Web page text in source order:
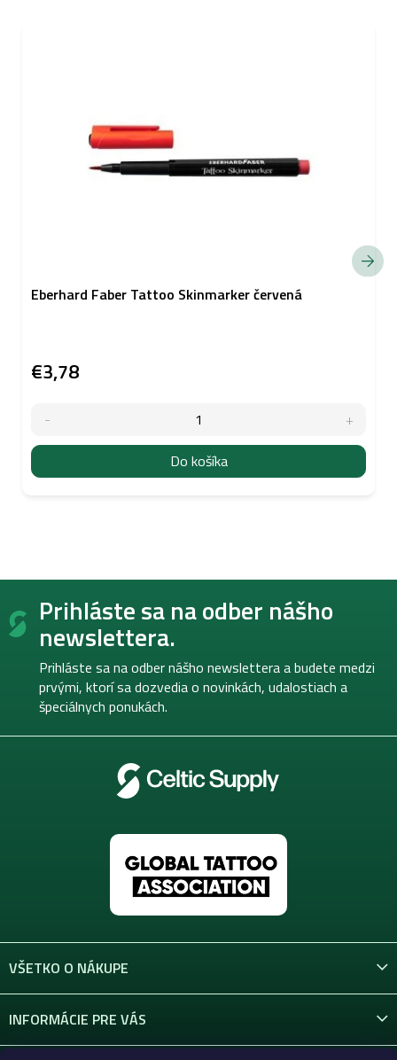
Eberhard Faber Tattoo Skinmarker červená
€3,78
Do košíka
Z
Prihláste sa na odber nášho
newslettera.
Prihláste sa na odber nášho newslettera a budete medzi
prvými, ktorí sa dozvedia o novinkách, udalostiach a
špeciálnych ponukách.
VŠETKO O NÁKUPE
INFORMÁCIE PRE VÁS